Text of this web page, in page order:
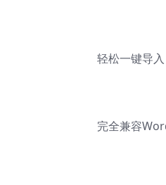
轻松一键导
完全兼容